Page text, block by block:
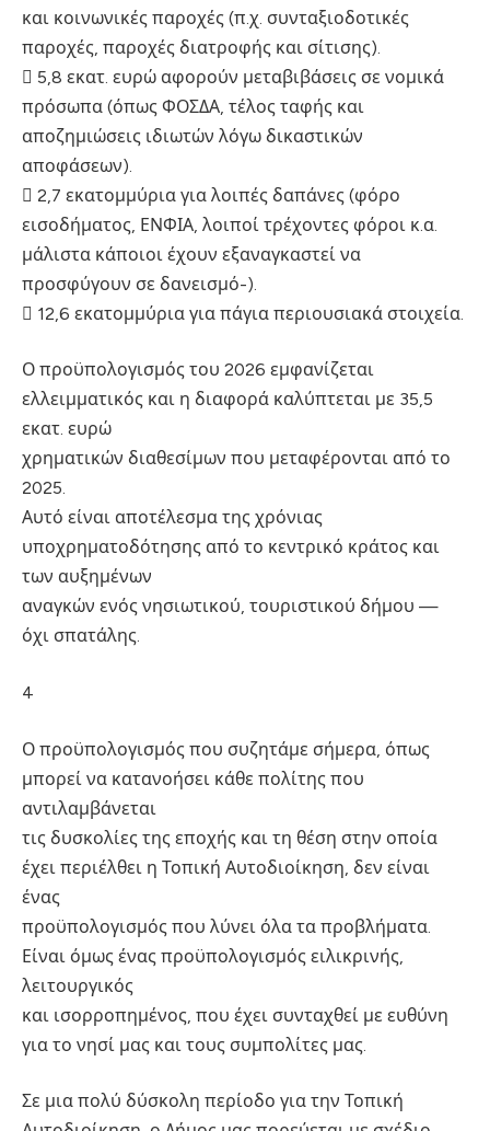
και κοινωνικές παροχές (π.χ. συνταξιοδοτικές
παροχές, παροχές διατροφής και σίτισης).
 5,8 εκατ. ευρώ αφορούν μεταβιβάσεις σε νομικά
πρόσωπα (όπως ΦΟΣΔΑ, τέλος ταφής και
αποζημιώσεις ιδιωτών λόγω δικαστικών
αποφάσεων).
 2,7 εκατομμύρια για λοιπές δαπάνες (φόρο
εισοδήματος, ΕΝΦΙΑ, λοιποί τρέχοντες φόροι κ.α.
μάλιστα κάποιοι έχουν εξαναγκαστεί να
προσφύγουν σε δανεισμό-).
 12,6 εκατομμύρια για πάγια περιουσιακά στοιχεία.
Ο προϋπολογισμός του 2026 εμφανίζεται
ελλειμματικός και η διαφορά καλύπτεται με 35,5
εκατ. ευρώ
χρηματικών διαθεσίμων που μεταφέρονται από το
2025.
Αυτό είναι αποτέλεσμα της χρόνιας
υποχρηματοδότησης από το κεντρικό κράτος και
των αυξημένων
αναγκών ενός νησιωτικού, τουριστικού δήμου —
όχι σπατάλης.
4
Ο προϋπολογισμός που συζητάμε σήμερα, όπως
μπορεί να κατανοήσει κάθε πολίτης που
αντιλαμβάνεται
τις δυσκολίες της εποχής και τη θέση στην οποία
έχει περιέλθει η Τοπική Αυτοδιοίκηση, δεν είναι
ένας
προϋπολογισμός που λύνει όλα τα προβλήματα.
Είναι όμως ένας προϋπολογισμός ειλικρινής,
λειτουργικός
και ισορροπημένος, που έχει συνταχθεί με ευθύνη
για το νησί μας και τους συμπολίτες μας.
Σε μια πολύ δύσκολη περίοδο για την Τοπική